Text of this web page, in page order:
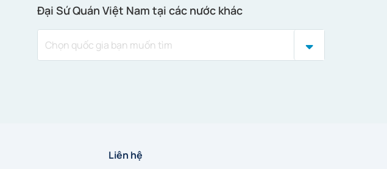
Đại Sứ Quán Việt Nam tại các nước khác
Liên hệ